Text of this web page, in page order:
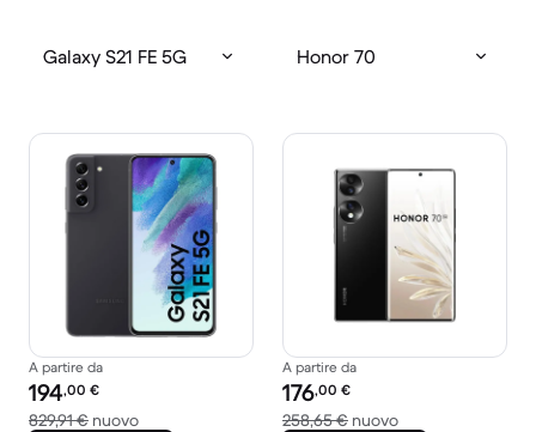
Galaxy S21 FE 5G Honor 70
A partire da
Prezzo del ricondizionato:
194,00 €
829,91 € nuovoRispetto a 829,91 € del nuovo
A partire da
Prezzo del ricondizionato:
176,00 €
258,65 € nuovoRispetto a 258,65